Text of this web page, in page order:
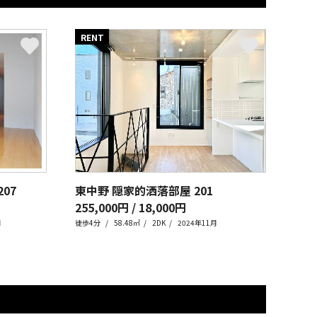
RENT
東中野 隠家的洒落部屋 201
255,000円 / 18,000円
徒歩4分 58.48㎡ 2DK 2024年11月